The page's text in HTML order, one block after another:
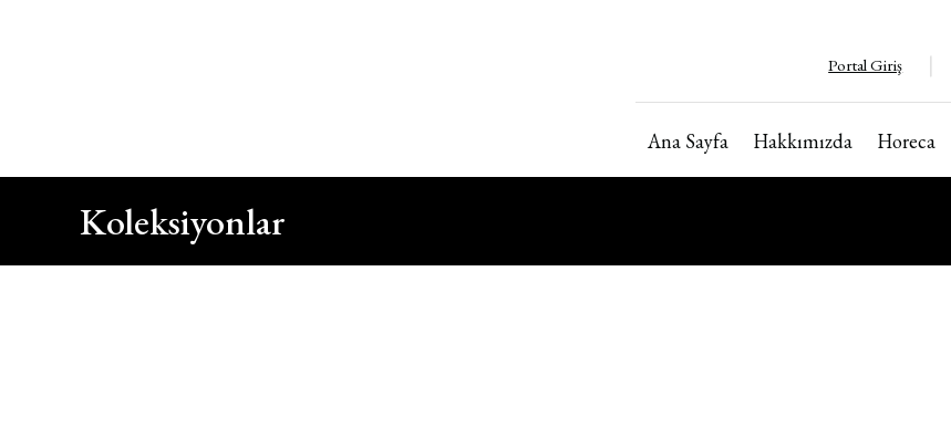
Portal Giriş
Ana Sayfa Hakkımızda Horeca
Koleksiyonlar